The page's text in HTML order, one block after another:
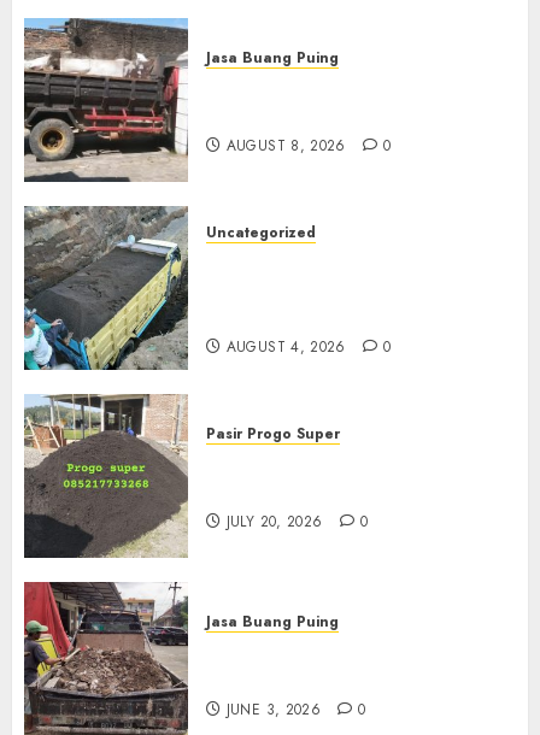
Jasa Buang Puing
AUGUST 8, 2026 0
Uncategorized
AUGUST 4, 2026 0
Pasir Progo Super
JULY 20, 2026 0
Jasa Buang Puing
JUNE 3, 2026 0